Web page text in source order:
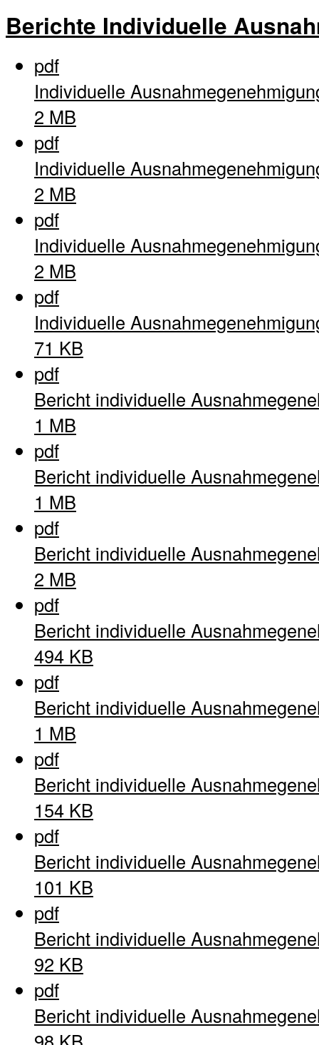
Berichte Individuelle
pdf
Individuelle
2 MB
pdf
Individuelle
2 MB
pdf
Individuelle
2 MB
pdf
Individuelle
71 KB
pdf
Bericht individuelle
1 MB
pdf
Bericht individuelle
1 MB
pdf
Bericht individuelle
2 MB
pdf
Bericht individuelle
494 KB
pdf
Bericht individuelle
1 MB
pdf
Bericht individuelle
154 KB
pdf
Bericht individuelle
101 KB
pdf
Bericht individuelle
92 KB
pdf
Bericht individuelle